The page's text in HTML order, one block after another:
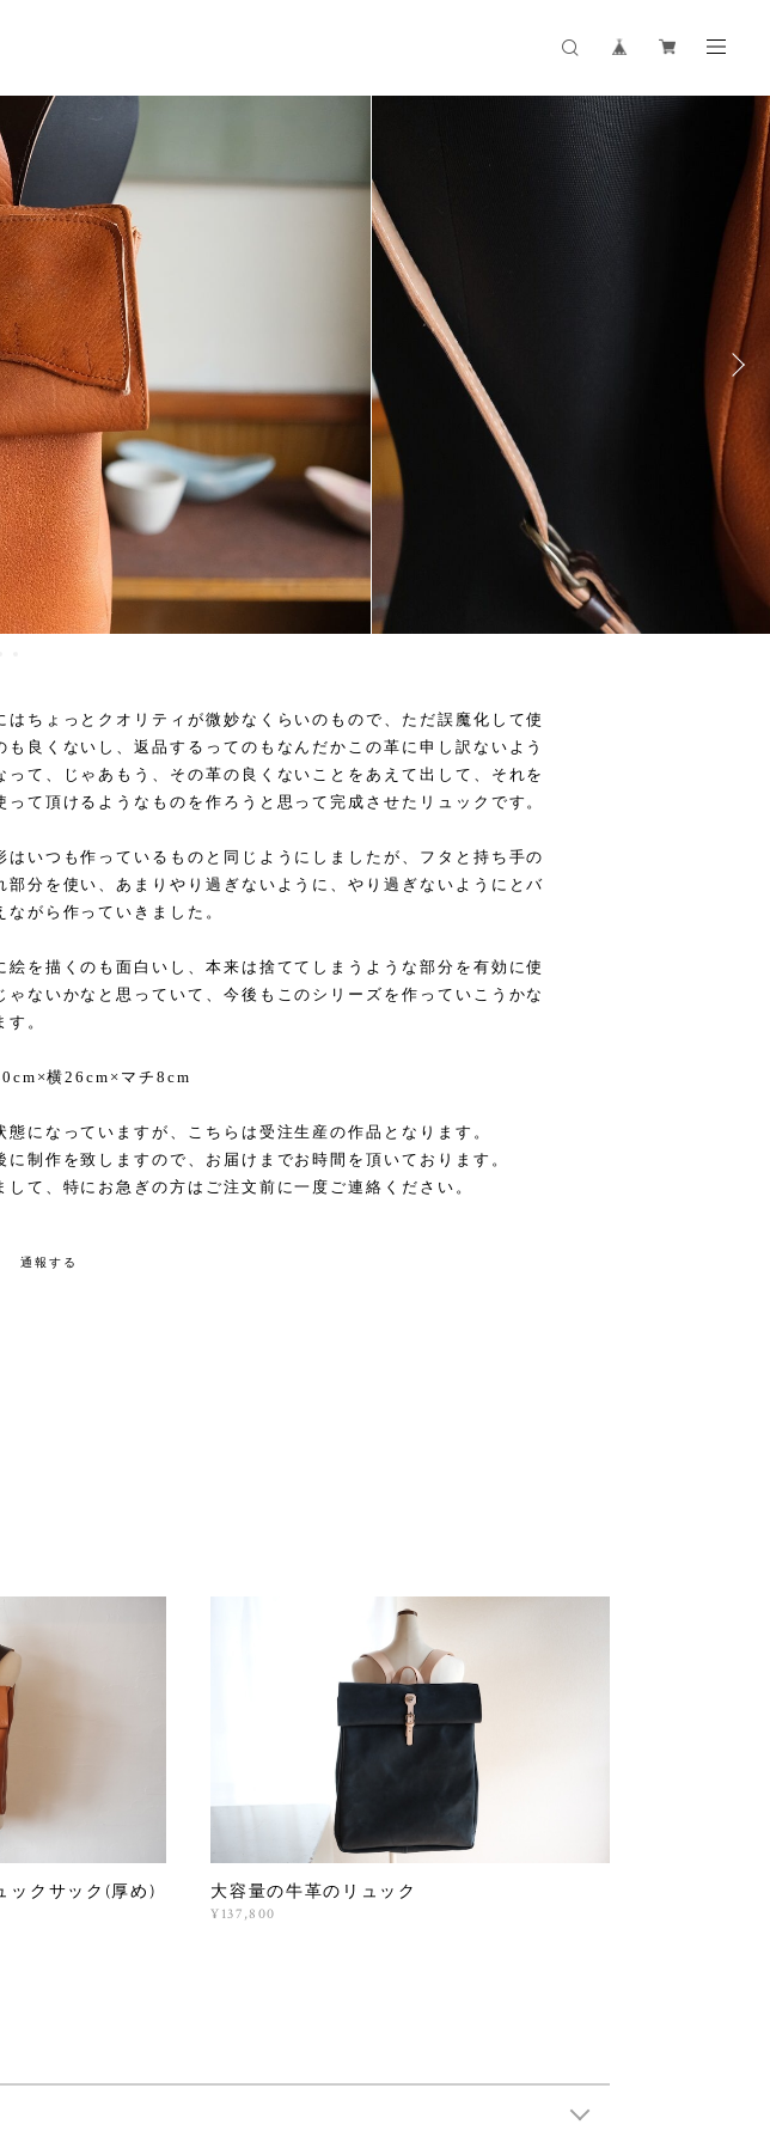
はちょっとクオリティが微妙なくらいのもので、ただ誤魔化して使
も良くないし、返品するってのもなんだかこの革に申し訳ないよう
って、じゃあもう、その革の良くないことをあえて出して、それを
って頂けるようなものを作ろうと思って完成させたリュックです。
はいつも作っているものと同じようにしましたが、フタと持ち手の
部分を使い、あまりやり過ぎないように、やり過ぎないようにとバ
ながら作っていきました。
絵を描くのも面白いし、本来は捨ててしまうような部分を有効に使
ゃないかなと思っていて、今後もこのシリーズを作っていこうかな
。
横26cm×マチ8cm
態になっていますが、こちらは受注生産の作品となります。
に制作を致しますので、お届けまでお時間を頂いております。
して、特にお急ぎの方はご注文前に一度ご連絡ください。
通報する
ックサック(厚め) 大容量の牛革のリュック
¥137,800